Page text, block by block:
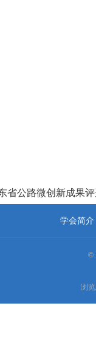
省公路微创新成果
学会简介
©
浏